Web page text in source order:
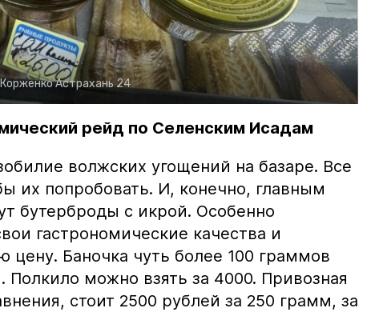
Астрахань 24
рейд по Селенским Исадам
волжских угощений на базаре. Все
их попробовать. И, конечно, главным
бутерброды с икрой. Особенно
гастрономические качества и
цену. Баночка чуть более 100 граммов
Полкило можно взять за 4000. Привозная
стоит 2500 рублей за 250 грамм, за